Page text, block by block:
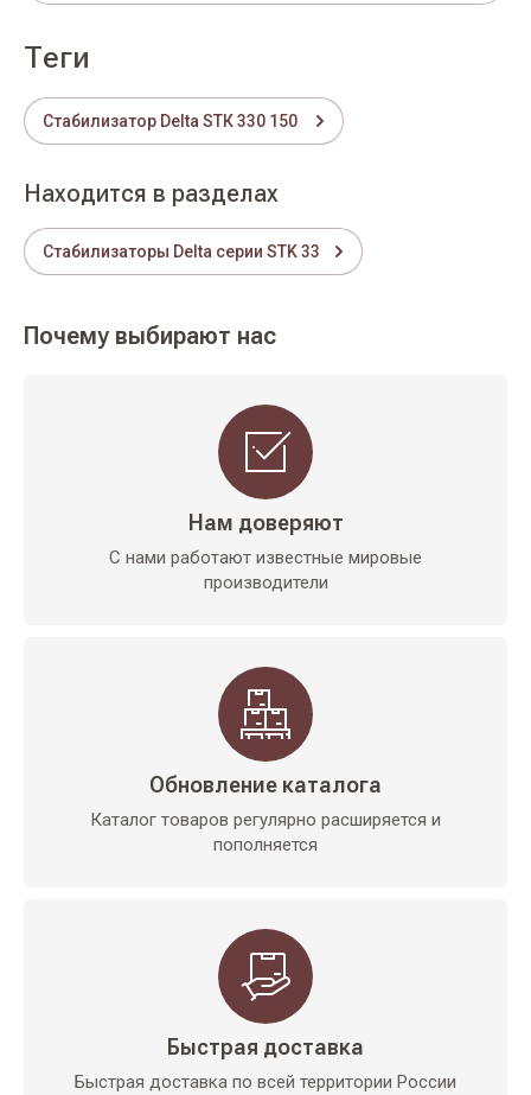
теги
Стабилизатор Delta SТК 330 150
Находится в разделах
Стабилизаторы Delta серии STK 33
Почему выбирают нас
Нам доверяют
С нами работают известные мировые
производители
Обновление каталога
Каталог товаров регулярно расширяется и
пополняется
Быстрая доставка
Быстрая доставка по всей территории России